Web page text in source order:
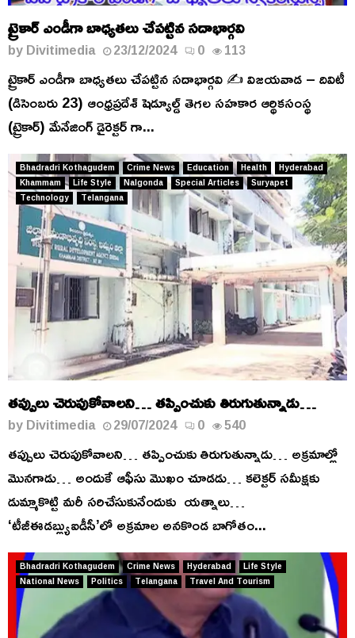
ట్రైకార్ ఎండీగా బాధ్యతలు చేపట్టిన సదాభార్గవి
byDivitimedia 23/12/2024 0 113
ట్రైకార్ ఎండీగా బాధ్యతలు చేపట్టిన సదాభార్గవి ✍️ విజయవాడ – దివిటీ
(డిసెంబరు 23) ఆంధ్రప్రదేశ్ షెడ్యూల్డ్ తెగల సహకార ఆర్థికసంస్థ
(ట్రైకార్) మేనేజింగ్ డైరెక్టర్ గా...
Bhadradri Kothagudem Crime News Education Health
Hyderabad
Khammam
Life Style Nalgonda Special Articles
Suryapet
Technology
Telangana
తప్పులు చెరుపుకోవాలని… తప్పించుకు తిరుగుతున్నాడు…
byDivitimedia 29/07/2024 0 540
తప్పులు చెరుపుకోవాలని… తప్పించుకు తిరుగుతున్నాడు… అక్రమాల్లో
మొనగాడు… అందుకే ఆఫీసు మొఖం చూడడు… కలెక్టర్ సమీక్షకు
డుమ్మాకొట్టి మరీ సరిచేసుకునేందుకు యత్నాలు…
‘టీజీఈడబ్ల్యుఐడీసీ’లో అక్రమాల అనకొండ బాగోతం...
Bhadradri Kothagudem Crime News Hyderabad
Life Style
National News
Politics Telangana Travel And Tourism